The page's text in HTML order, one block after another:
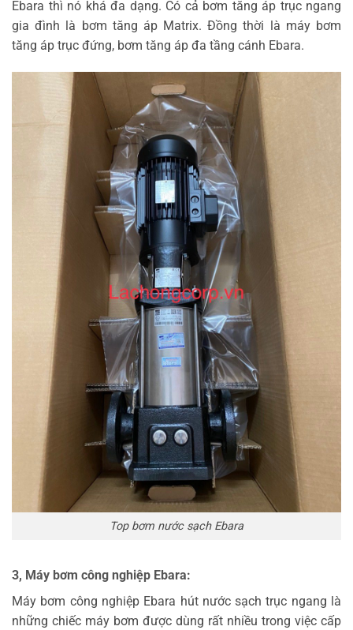
Ebara thì nó khá đa dạng. Có cả bơm tăng áp trục ngang
gia đình là bơm tăng áp Matrix. Đồng thời là máy bơm
tăng áp trục đứng, bơm tăng áp đa tầng cánh Ebara.
Top bơm nước sạch Ebara
3, Máy bơm công nghiệp Ebara:
Máy bơm công nghiệp Ebara hút nước sạch trục ngang là
những chiếc máy bơm được dùng rất nhiều trong việc cấp